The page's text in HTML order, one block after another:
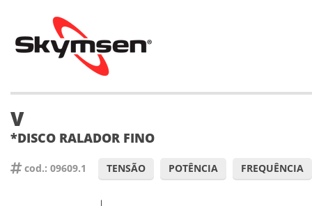
V
*DISCO RALADOR FINO
cod.: 09609.1 TENSÃO POTÊNCIA FREQUÊNCIA